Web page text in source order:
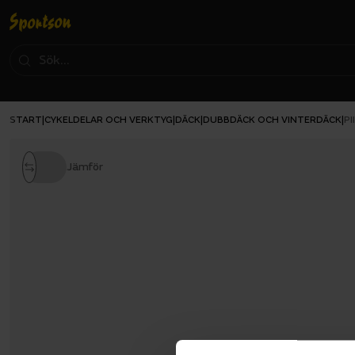
START CYKELDELAR OCH VERKTYG DÄCK DUBBDÄCK OCH VINTERDÄCK
Jämför